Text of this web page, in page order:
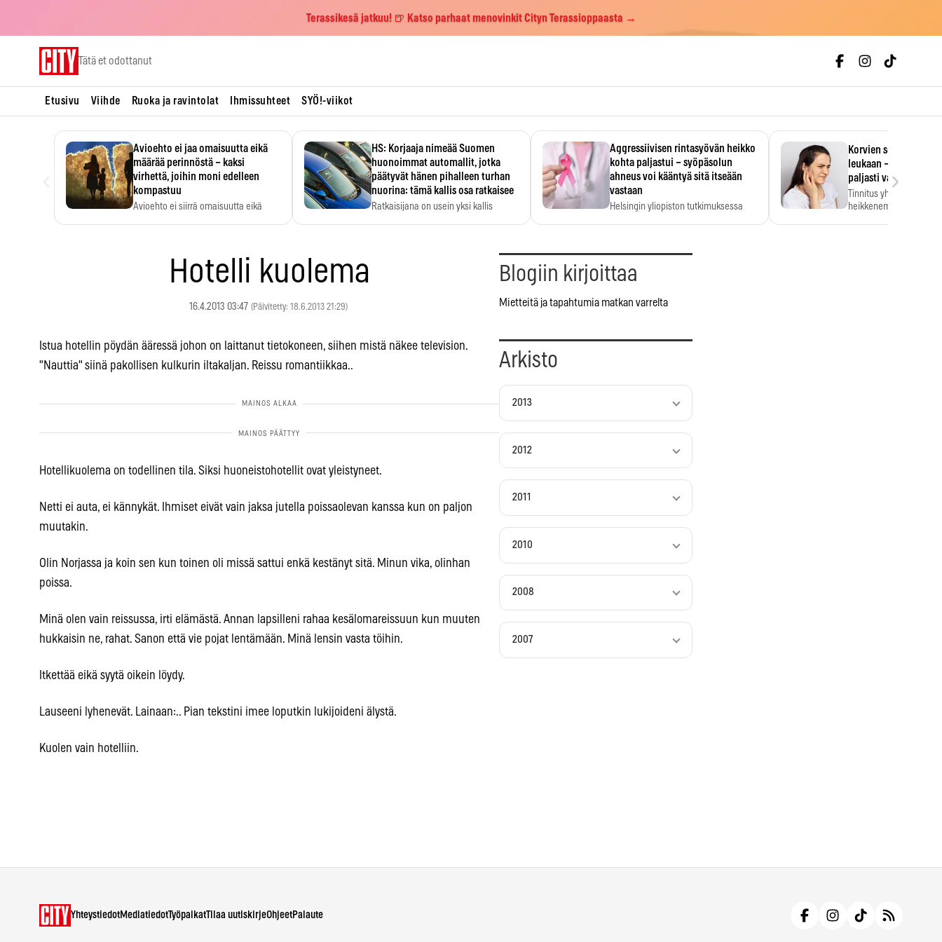
Terassikesä jatkuu! 🍺 Katso parhaat menovinkit Cityn Terassioppaasta →
Tätä et odottanut
Etusivu Viihde Ruoka ja ravintolat Ihmissuhteet SYÖ!-viikot
Avioehto ei jaa omaisuutta eikä
määrää perinnöstä – kaksi
virhettä, joihin moni edelleen
kompastuu
Avioehto ei siirrä omaisuutta eikä
HS: Korjaaja nimeää Suomen
huonoimmat automallit, jotka
päätyvät hänen pihalleen turhan
nuorina: tämä kallis osa ratkaisee
Ratkaisijana on usein yksi kallis
Aggressiivisen rintasyövän heikko
kohta paljastui – syöpäsolun
ahneus voi kääntyä sitä itseään
vastaan
Helsingin yliopiston tutkimuksessa
Korvien soiminen
leukaan – 47 349
paljasti vahvan
Tinnitus yhdistetään
heikkenemiseen.
›
Hotelli kuolema
16.4.2013 03:47 (Päivitetty: 18.6.2013 21:29)
Istua hotellin pöydän ääressä johon on laittanut tietokoneen, siihen mistä näkee television.
"Nauttia" siinä pakollisen kulkurin iltakaljan. Reissu romantiikkaa..
Hotellikuolema on todellinen tila. Siksi huoneistohotellit ovat yleistyneet.
Netti ei auta, ei kännykät. Ihmiset eivät vain jaksa jutella poissaolevan kanssa kun on paljon
muutakin.
Olin Norjassa ja koin sen kun toinen oli missä sattui enkä kestänyt sitä. Minun vika, olinhan
poissa.
Minä olen vain reissussa, irti elämästä. Annan lapsilleni rahaa kesälomareissuun kun muuten
hukkaisin ne, rahat. Sanon että vie pojat lentämään. Minä lensin vasta töihin.
Itkettää eikä syytä oikein löydy.
Lauseeni lyhenevät. Lainaan:.. Pian tekstini imee loputkin lukijoideni älystä.
Kuolen vain hotelliin.
Blogiin kirjoittaa
Mietteitä ja tapahtumia matkan varrelta
Arkisto
2013
2012
2011
2010
2008
2007
YhteystiedotMediatiedotTyöpaikatTilaa uutiskirjeOhjeetPalaute